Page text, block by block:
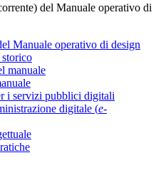
del Manuale operativo di
Manuale operativo di design
storico
manuale
i servizi pubblici digitali
digitale (e-